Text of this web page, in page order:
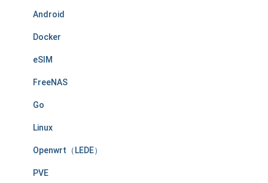
Android
Docker
eSIM
FreeNAS
Go
Linux
Openwrt（LEDE）
PVE